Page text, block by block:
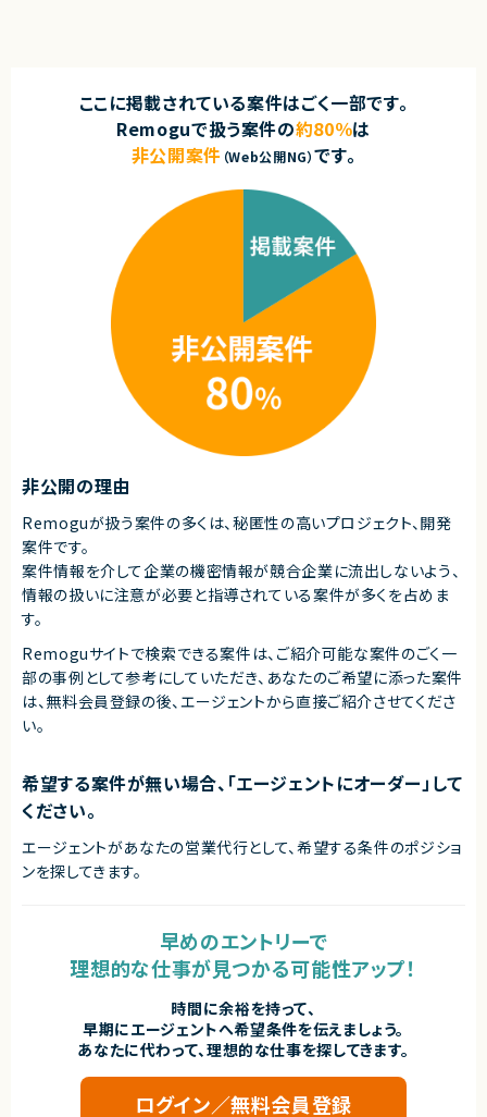
ここに掲載されている案件はごく一部です。
Remoguで扱う案件の約80％は
非公開案件 （Web公開NG）です。
非公開の理由
Remoguが扱う案件の多くは、秘匿性の高いプロジェクト、開発
案件です。
案件情報を介して企業の機密情報が競合企業に流出しないよう、
情報の扱いに注意が必要と指導されている案件が多くを占めま
す。
Remoguサイトで検索できる案件は、ご紹介可能な案件のごく一
部の事例として参考にしていただき、 あなたのご希望に添った案件
は、無料会員登録の後、エージェントから直接ご紹介させてくださ
い。
希望する案件が無い場合、「エージェントにオーダー」して
ください。
エージェントがあなたの営業代行として、希望する条件のポジショ
ンを探してきます。
早めのエントリーで
理想的な仕事が見つかる可能性アップ！
時間に余裕を持って、
早期にエージェントへ希望条件を伝えましょう。
あなたに代わって、理想的な仕事を探してきます。
ログイン／無料会員登録